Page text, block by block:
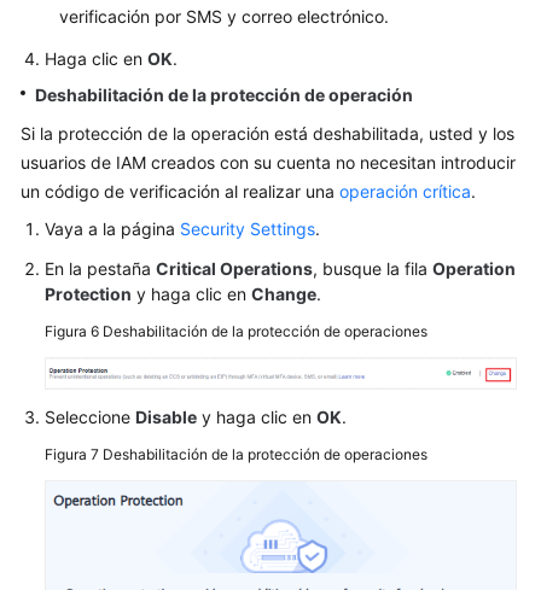
verificación por SMS y correo electrónico.
Haga clic en OK.
Deshabilitación de la protección de operación
Si la protección de la operación está deshabilitada, usted y los
usuarios de IAM creados con su cuenta no necesitan introducir
un código de verificación al realizar una operación crítica.
Vaya a la página Security Settings.
En la pestaña Critical Operations, busque la fila Operation
Protection y haga clic en Change.
Figura 6 Deshabilitación de la protección de operaciones
Seleccione Disable y haga clic en OK.
Figura 7 Deshabilitación de la protección de operaciones